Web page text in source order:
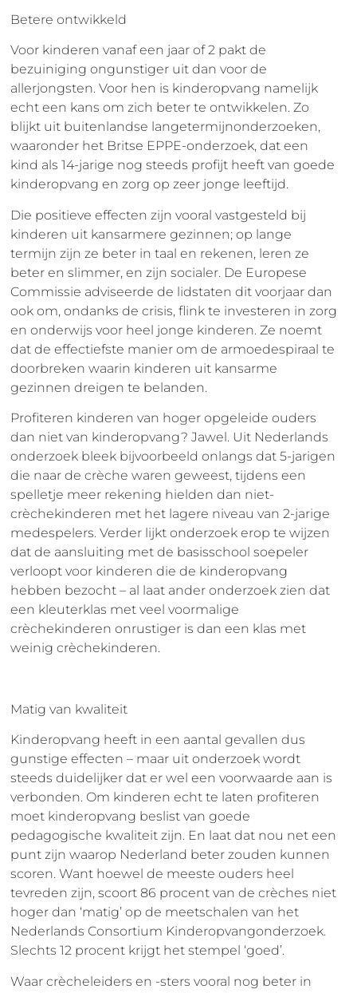
Betere ontwikkeld
Voor kinderen vanaf een jaar of 2 pakt de
bezuiniging ongunstiger uit dan voor de
allerjongsten. Voor hen is kinderopvang namelijk
echt een kans om zich beter te ontwikkelen. Zo
blijkt uit buitenlandse langetermijnonderzoeken,
waaronder het Britse EPPE-onderzoek, dat een
kind als 14-jarige nog steeds profijt heeft van goede
kinderopvang en zorg op zeer jonge leeftijd.
Die positieve effecten zijn vooral vastgesteld bij
kinderen uit kansarmere gezinnen; op lange
termijn zijn ze beter in taal en rekenen, leren ze
beter en slimmer, en zijn socialer. De Europese
Commissie adviseerde de lidstaten dit voorjaar dan
ook om, ondanks de crisis, flink te investeren in zorg
en onderwijs voor heel jonge kinderen. Ze noemt
dat de effectiefste manier om de armoedespiraal te
doorbreken waarin kinderen uit kansarme
gezinnen dreigen te belanden.
Profiteren kinderen van hoger opgeleide ouders
dan niet van kinderopvang? Jawel. Uit Nederlands
onderzoek bleek bijvoorbeeld onlangs dat 5-jarigen
die naar de crèche waren geweest, tijdens een
spelletje meer rekening hielden dan niet-
crèchekinderen met het lagere niveau van 2-jarige
medespelers. Verder lijkt onderzoek erop te wijzen
dat de aansluiting met de basisschool soepeler
verloopt voor kinderen die de kinderopvang
hebben bezocht – al laat ander onderzoek zien dat
een kleuterklas met veel voormalige
crèchekinderen onrustiger is dan een klas met
weinig crèchekinderen.
Matig van kwaliteit
Kinderopvang heeft in een aantal gevallen dus
gunstige effecten – maar uit onderzoek wordt
steeds duidelijker dat er wel een voorwaarde aan is
verbonden. Om kinderen echt te laten profiteren
moet kinderopvang beslist van goede
pedagogische kwaliteit zijn. En laat dat nou net een
punt zijn waarop Nederland beter zouden kunnen
scoren. Want hoewel de meeste ouders heel
tevreden zijn, scoort 86 procent van de crèches niet
hoger dan ‘matig’ op de meetschalen van het
Nederlands Consortium Kinderopvangonderzoek.
Slechts 12 procent krijgt het stempel ‘goed’.
Waar crècheleiders en -sters vooral nog beter in